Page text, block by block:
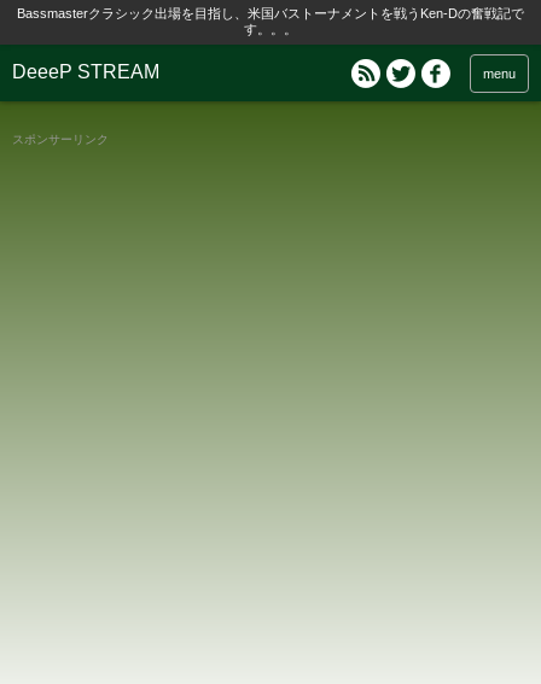
Bassmasterクラシック出場を目指し、米国バストーナメントを戦うKen-Dの奮戦記で
す。。。
DeeeP STREAM menu
スポンサーリンク